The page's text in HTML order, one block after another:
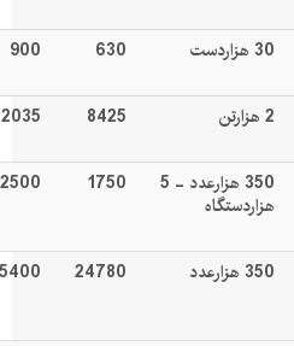
30 هزاردست 630
900
2 هزارتن 8425
350 هزارعدد - 5
هزاردستگاه
1750
2500
350 هزارعدد 24780